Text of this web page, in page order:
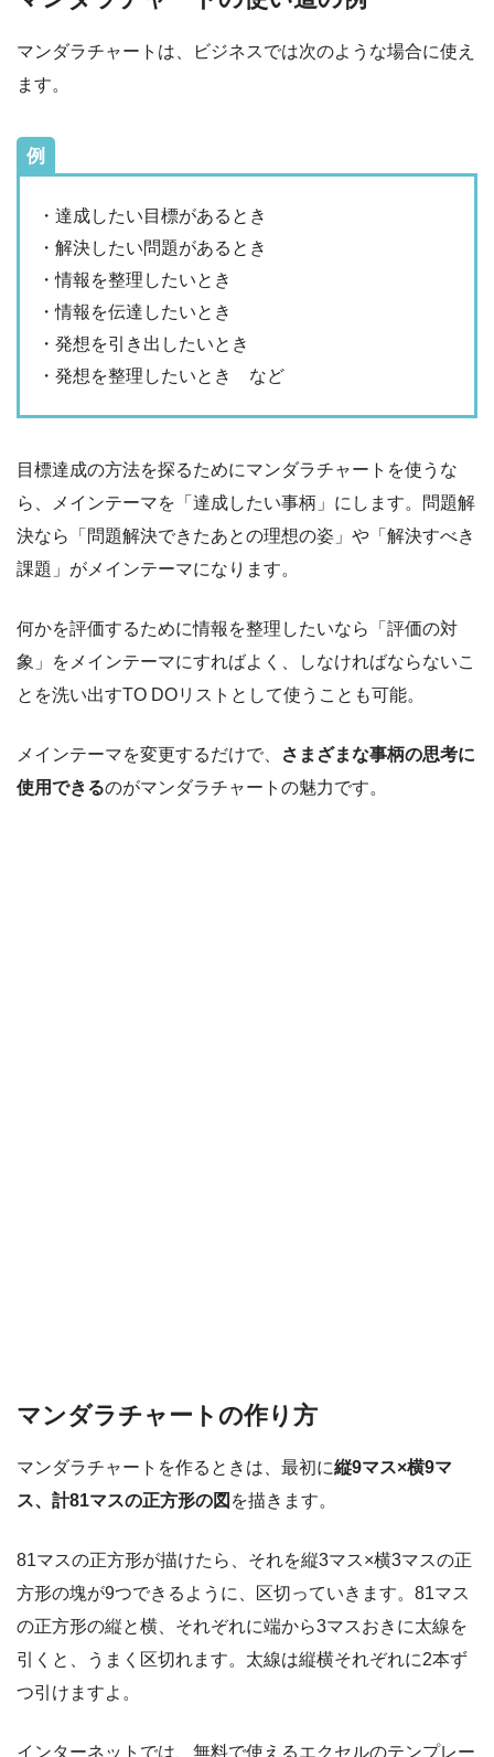
マンダラチャートは、ビジネスでは次のような場合に使え
ます。
例
・達成したい目標があるとき
・解決したい問題があるとき
・情報を整理したいとき
・情報を伝達したいとき
・発想を引き出したいとき
・発想を整理したいとき など
目標達成の方法を探るためにマンダラチャートを使うな
ら、メインテーマを「達成したい事柄」にします。問題解
決なら「問題解決できたあとの理想の姿」や「解決すべき
課題」がメインテーマになります。
何かを評価するために情報を整理したいなら「評価の対
象」をメインテーマにすればよく、しなければならないこ
とを洗い出すTO DOリストとして使うことも可能。
メインテーマを変更するだけで、
さまざまな事柄の思考に
使用できるのがマンダラチャートの魅力です。
マンダラチャートの作り方
マンダラチャートを作るときは、最初に縦9マス×横9マ
ス、計81マスの正方形の図 を描きます。
81マスの正方形が描けたら、それを縦3マス×横3マスの正
方形の塊が9つできるように、区切っていきます。81マス
の正方形の縦と横、それぞれに端から3マスおきに太線を
引くと、うまく区切れます。太線は縦横それぞれに2本ず
つ引けますよ。
インターネットでは、無料で使えるエクセルのテンプレー